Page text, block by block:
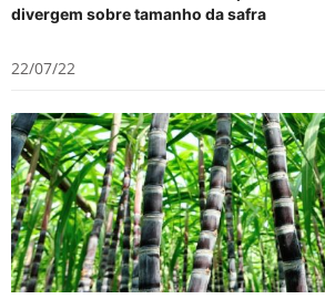
divergem sobre tamanho da safra
22/07/22